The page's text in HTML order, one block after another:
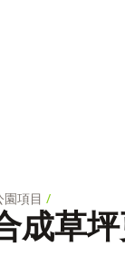
項目 /
成草